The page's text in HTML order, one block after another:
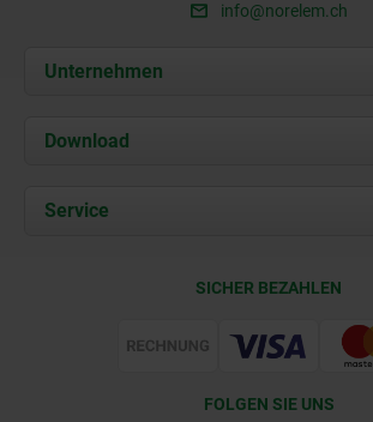
info@norelem.ch
Unternehmen
Über uns
Kontakt
Download
Dokumente
Service
SICHER BEZAHLEN
FOLGEN SIE UNS